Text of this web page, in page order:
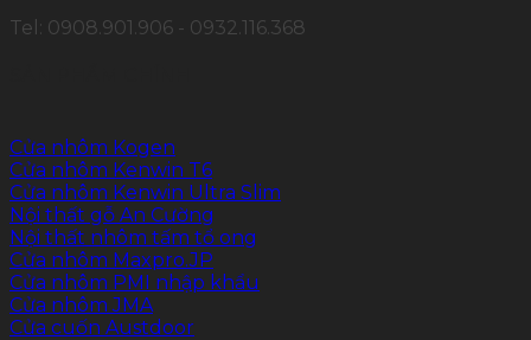
Tel: 0908.901.906 - 0932.116.368
Cửa nhôm Kogen
Cửa nhôm Kenwin T6
Cửa nhôm Kenwin Ultra Slim
Nội thất gỗ An Cường
Nội thất nhôm tấm tổ ong
Cửa nhôm Maxpro.JP
Cửa nhôm PMI nhập khẩu
Cửa nhôm JMA
Cửa cuốn Austdoor